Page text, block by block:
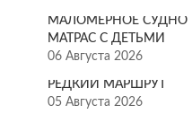
МАЛОМЕРНОЕ СУДНО
МАТРАС С ДЕТЬМИ
06 Августа 2026
РЕДКИЙ МАРШРУТ
05 Августа 2026